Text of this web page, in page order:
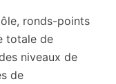
ronds-points
totale de
niveaux de
de